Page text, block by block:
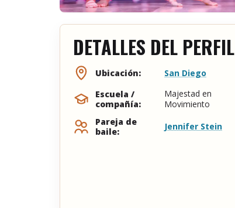
DETALLES DEL PERFIL
Ubicación:
San Diego
Escuela /
compañía:
Majestad en
Movimiento
Pareja de
baile:
Jennifer Stein